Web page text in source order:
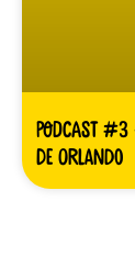
Podcast #3
de Orlando